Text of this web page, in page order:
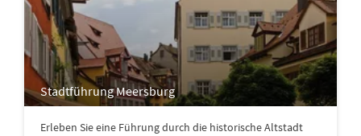
Stadtführung Meersburg
Erleben Sie eine Führung durch die historische Altstadt